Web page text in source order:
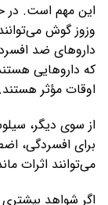
این مهم است. در
وزوز گوش
داروهای ضد
که داروهایی
اوقات مؤثر هستند.
از سوی دیگر،
برای افسردگی،
می‌توانند اثرات
اگر شواهد بیشتری